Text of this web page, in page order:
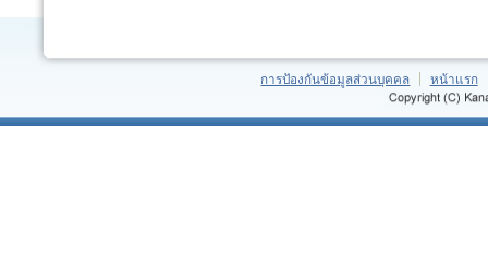
การป้องกันข้อมูลส่วนบุคคล หน้าแรก